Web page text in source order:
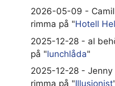
2026-05-09 -
rimma på "Hotell
2025-12-28 - al
på "lunchlåda"
2025-12-28 -
rimma på "Illusionist